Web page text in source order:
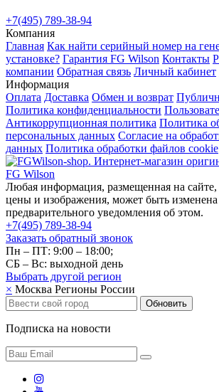
+7(495) 789-38-94
Компания
Главная Как найти серийный номер на
установке? Гарантия FG Wilson Контакты
компании Обратная связь Личный кабинет
Информация
Оплата Доставка Обмен и возврат
Политика конфиденциальности
Антикоррупционная политика Политика
персональных данных Согласие на
данных Политика обработки файлов cookie
Любая информация, размещенная на сайте,
цены и изображения, может быть изменена
предварительного уведомления об этом.
+7(495) 789-38-94
Заказать обратный звонок
Пн – ПТ: 9:00 – 18:00;
СБ – Вс: выходной день
Выбрать другой регион
× Москва Регионы России
Обновить
Подписка на новости